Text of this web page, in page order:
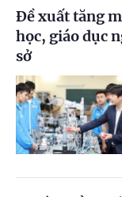
Đề xuất tăng
học, giáo dục
sở